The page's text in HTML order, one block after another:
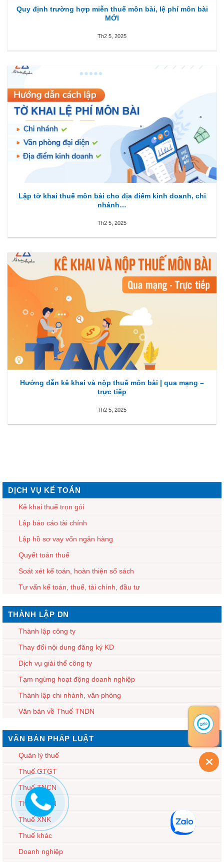
Quy định trường hợp miễn thuế môn bài, lệ phí môn bài
MỚI
Th2 5, 2025
Lập tờ khai thuế môn bài cho địa điểm kinh doanh, chi
nhánh…
Th2 5, 2025
Hướng dẫn kê khai và nộp thuế môn bài | qua mạng –
trực tiếp
Th2 5, 2025
DỊCH VỤ KẾ TOÁN
Kê khai thuế trọn gói
Lập báo cáo tài chính
Lập hồ sơ vay vốn ngân hàng
Quyết toán thuế
Soát xét kế toán, hoàn thiện sổ sách
Tư vấn kế toán, thuế, tài chính, đầu tư
THÀNH LẬP DN
Thành lập công ty
Thay đổi nội dung đăng ký KD
Dịch vụ giải thể công ty
Tạm ngừng hoạt động doanh nghiệp
Thành lập chi nhánh, văn phòng
Văn bản về Thuế TNDN
VĂN BẢN PHÁP LUẬT
Quản lý thuế
Thuế GTGT
Thuế TNCN
Thuế TNDN
Thuế XNK
Thuế khác
Doanh nghiệp